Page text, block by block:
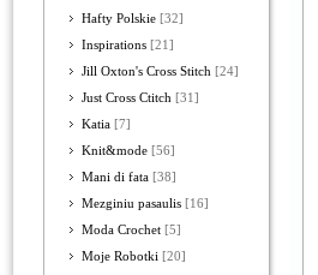
Hafty Polskie [32]
Inspirations [21]
Jill Oxton's Cross Stitch [24]
Just Cross Ctitch [31]
Katia [7]
Knit&mode [56]
Mani di fata [38]
Mezginiu pasaulis [16]
Moda Crochet [5]
Moje Robotki [20]